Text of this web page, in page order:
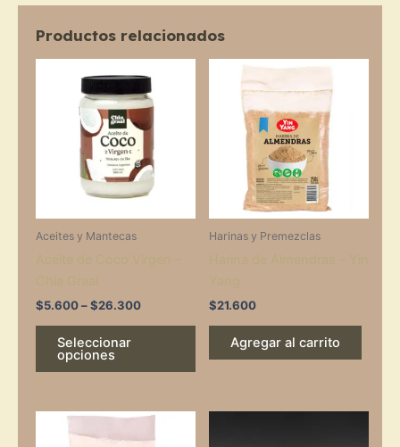
Productos relacionados
Aceites y Mantecas
$5.600–$26.300
range:
$5.600
through
$26.300
Seleccionar
opciones
may
the
product
Harinas y Premezclas
$21.600
Agregar al carrito